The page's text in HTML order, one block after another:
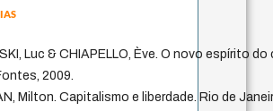
Luc & CHIAPELLO, Ève. O novo espírito
2009.
Milton. Capitalismo e liberdade. Rio de